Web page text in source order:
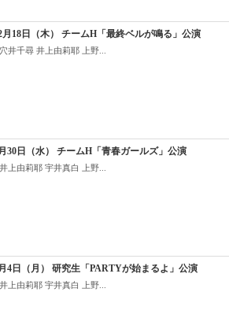
月18日（木） チームH「最終ベルが鳴る」公演
井千尋 井上由莉耶 上野...
30日（水） チームH「青春ガールズ」公演
上由莉耶 宇井真白 上野...
4日（月） 研究生「PARTYが始まるよ」公演
上由莉耶 宇井真白 上野...